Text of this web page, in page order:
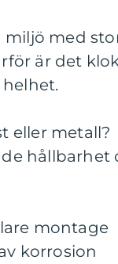
miljö med
är det
eller metall?
hållbarhet
montage
korrosion